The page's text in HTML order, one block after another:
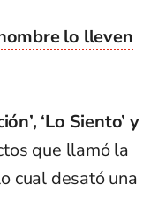
lo lleven
‘Lo Siento’ y
que llamó la
cual desató una